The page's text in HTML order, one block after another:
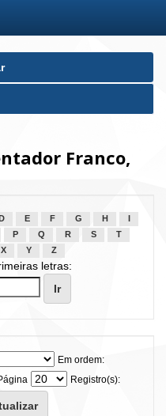
Franco,
D E F G H
P Q R S
T
X Y Z
letras:
Em ordem:
Registro(s):